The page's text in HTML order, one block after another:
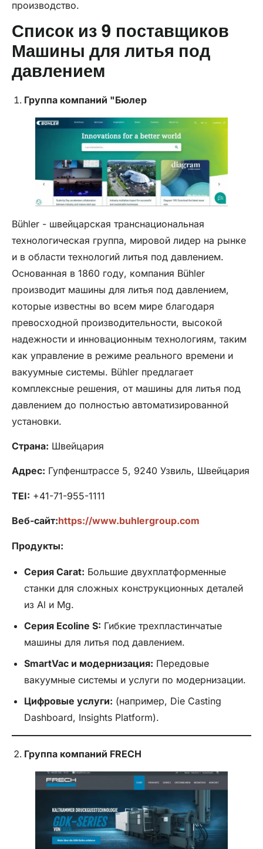
производство.
Список из 9 поставщиков
Машины для литья под
давлением
Группа компаний "Бюлер
Bühler - швейцарская транснациональная
технологическая группа, мировой лидер на рынке
и в области технологий литья под давлением.
Основанная в 1860 году, компания Bühler
производит машины для литья под давлением,
которые известны во всем мире благодаря
превосходной производительности, высокой
надежности и инновационным технологиям, таким
как управление в режиме реального времени и
вакуумные системы. Bühler предлагает
комплексные решения, от машины для литья под
давлением до полностью автоматизированной
установки.
Страна: Швейцария
Адрес: Гупфенштрассе 5, 9240 Узвиль, Швейцария
TEI: +41-71-955-1111
Веб-сайт:https://www.buhlergroup.com
Продукты:
Серия Carat: Большие двухплатформенные
станки для сложных конструкционных деталей
из Al и Mg.
Серия Ecoline S: Гибкие трехпластинчатые
машины для литья под давлением.
SmartVac и модернизация: Передовые
вакуумные системы и услуги по модернизации.
Цифровые услуги: (например, Die Casting
Dashboard, Insights Platform).
Группа компаний FRECH